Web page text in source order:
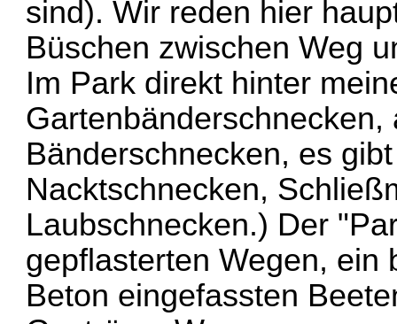
sind). Wir reden hier
Büschen zwischen Weg
Im Park direkt hinter
Bänderschnecken, es
Nacktschnecken,
Laubschnecken.) Der
gepflasterten Wegen, ein
Beton eingefassten